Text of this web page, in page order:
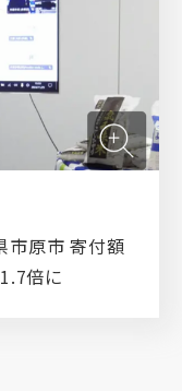
市原市 寄付額
倍に